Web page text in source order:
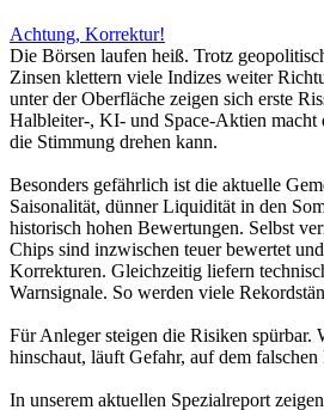
Achtung, Korrektur!
Die Börsen laufen heiß. Trotz
Zinsen klettern viele Indizes weiter
unter der Oberfläche zeigen sich erste
Halbleiter-, KI- und Space-Aktien macht
die Stimmung drehen kann.
Besonders gefährlich ist die aktuelle
Saisonalität, dünner Liquidität in den
historisch hohen Bewertungen. Selbst
Chips sind inzwischen teuer bewertet
Korrekturen. Gleichzeitig liefern
Warnsignale. So werden viele
Für Anleger steigen die Risiken spürbar.
hinschaut, läuft Gefahr, auf dem
In unserem aktuellen Spezialreport